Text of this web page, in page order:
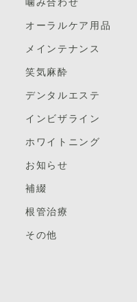
オーラルケア用品
メインテナンス
笑気麻酔
デンタルエステ
インビザライン
ホワイトニング
お知らせ
補綴
根管治療
その他